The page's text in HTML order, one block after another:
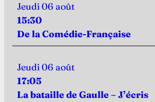
Jeudi 06 août
15:30
De la Comédie-Française
Jeudi 06 août
17:05
La bataille de Gaulle – J’écris